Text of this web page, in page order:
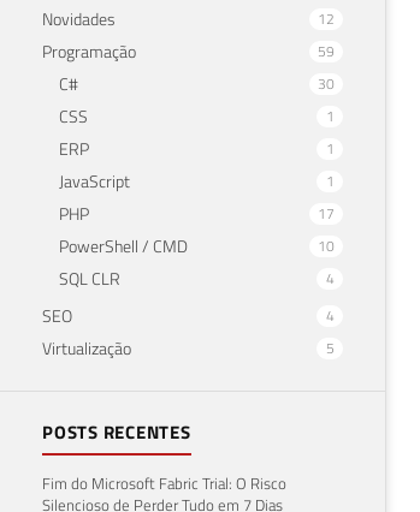
Novidades 12
Programação 59
C# 30
CSS 1
ERP 1
JavaScript 1
PHP 17
PowerShell / CMD 10
SQL CLR 4
SEO 4
Virtualização 5
POSTS RECENTES
Fim do Microsoft Fabric Trial: O Risco
Silencioso de Perder Tudo em 7 Dias